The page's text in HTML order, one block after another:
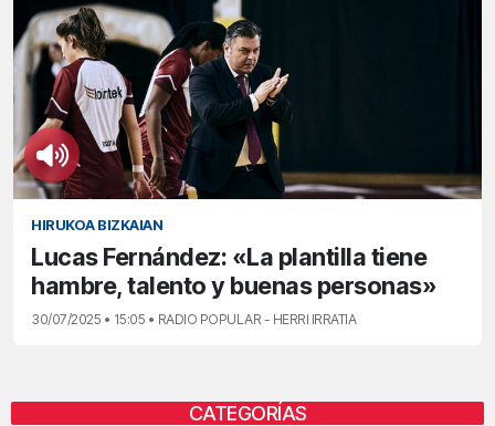
HIRUKOA BIZKAIAN
Lucas Fernández: «La plantilla tiene
hambre, talento y buenas personas»
30/07/2025 • 15:05 • RADIO POPULAR - HERRI IRRATIA
CATEGORÍAS